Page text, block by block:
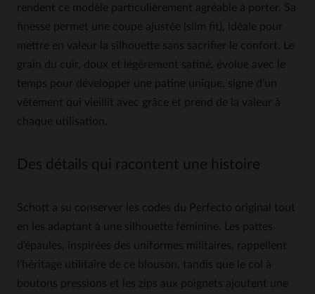
rendent ce modèle particulièrement agréable à porter. Sa
finesse permet une coupe ajustée (slim fit), idéale pour
mettre en valeur la silhouette sans sacrifier le confort. Le
grain du cuir, doux et légèrement satiné, évolue avec le
temps pour développer une patine unique, signe d’un
vêtement qui vieillit avec grâce et prend de la valeur à
chaque utilisation.
Des détails qui racontent une histoire
Schott a su conserver les codes du Perfecto original tout
en les adaptant à une silhouette féminine. Les pattes
d’épaules, inspirées des uniformes militaires, rappellent
l’héritage utilitaire de ce blouson, tandis que le col à
boutons pressions et les zips aux poignets ajoutent une